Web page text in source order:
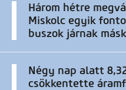
Három hétre
Miskolc egyik
buszok járnak
Négy nap alatt
csökkentette